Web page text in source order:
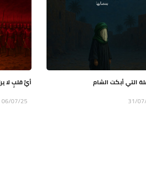
التي أبكت الشام
31/
أيُّ قلبٍ لا
06/07/25